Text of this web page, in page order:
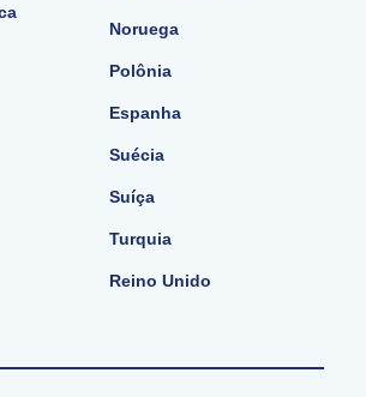
Noruega
Polônia
Espanha
Suécia
Suíça
Turquia
Reino Unido